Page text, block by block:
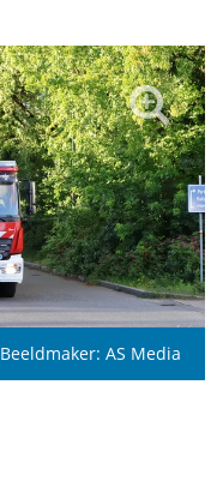
Beeldmaker: AS Media